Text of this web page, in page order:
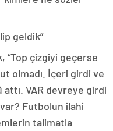
geldik”
“Top çizgiyi geçerse
olmadı. İçeri girdi ve
attı. VAR devreye girdi
Futbolun ilahi
talimatla